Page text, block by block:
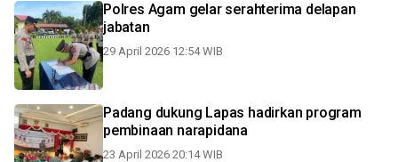
Polres Agam gelar serahterima delapan
jabatan
29 April 2026 12:54 WIB
Padang dukung Lapas hadirkan program
pembinaan narapidana
23 April 2026 20:14 WIB